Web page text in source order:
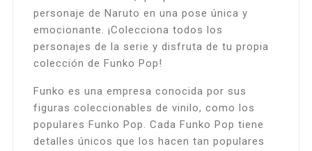
personaje de Naruto en una pose única y
emocionante. ¡Colecciona todos los
personajes de la serie y disfruta de tu propia
colección de Funko Pop!
Funko es una empresa conocida por sus
figuras coleccionables de vinilo, como los
populares Funko Pop. Cada Funko Pop tiene
detalles únicos que los hacen tan populares